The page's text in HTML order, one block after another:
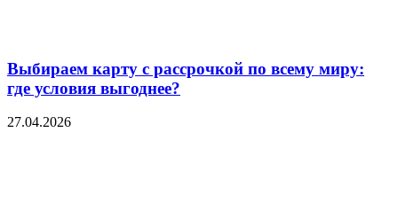
Выбираем карту с рассрочкой по всему миру:
где условия выгоднее?
27.04.2026